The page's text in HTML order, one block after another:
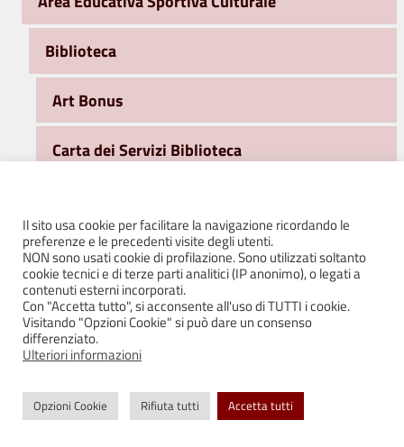
Biblioteca
Art Bonus
Carta dei Servizi Biblioteca
ClanDestini – Nessuno si salva da solo
Immagina la biblioteca
Le attività della Biblioteca
Newsletter Biblioteca
Il sito usa cookie per facilitare la navigazione ricordando le
preferenze e le precedenti visite degli utenti.
NON sono usati cookie di profilazione. Sono utilizzati soltanto
cookie tecnici e di terze parti analitici (IP anonimo), o legati a
contenuti esterni incorporati.
Con "Accetta tutto", si acconsente all'uso di TUTTI i cookie.
Visitando "Opzioni Cookie" si può dare un consenso
differenziato.
Ulteriori informazioni
Opzioni Cookie Rifiuta tutti Accetta tutti